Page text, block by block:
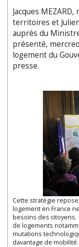
Jacques
territoires et
auprès du
présenté,
logement du
presse.
Cette stratégie
logement en France
besoins des
de logements
mutations
davantage de mobilité.